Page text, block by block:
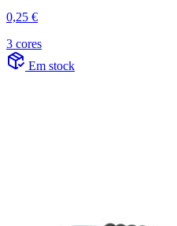
0,25 €
3 cores
Em stock